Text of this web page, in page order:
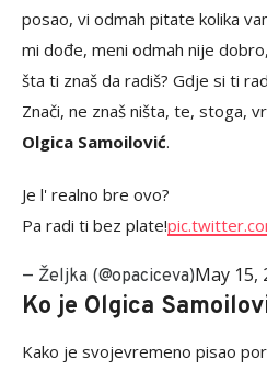
posao, vi odmah pitate kolika
mi dođe, meni odmah nije
šta ti znaš da radiš? Gdje si ti
Znači, ne znaš ništa, te, stoga,
Olgica Samoilović.
Je l' realno bre ovo?
Pa radi ti bez plate!
— Željka (@opaciceva)May 15,
Ko je Olgica
Kako je svojevremeno pisao